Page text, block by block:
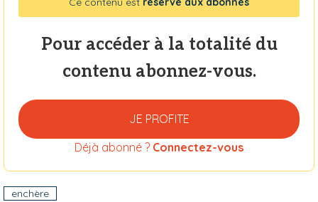
Pour accéder à la totalité du
contenu abonnez-vous.
JE PROFITE
Déjà abonné ? Connectez-vous
enchère